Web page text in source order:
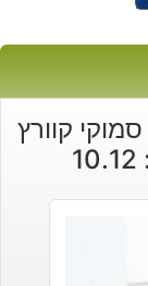
סמוקי קוורץ